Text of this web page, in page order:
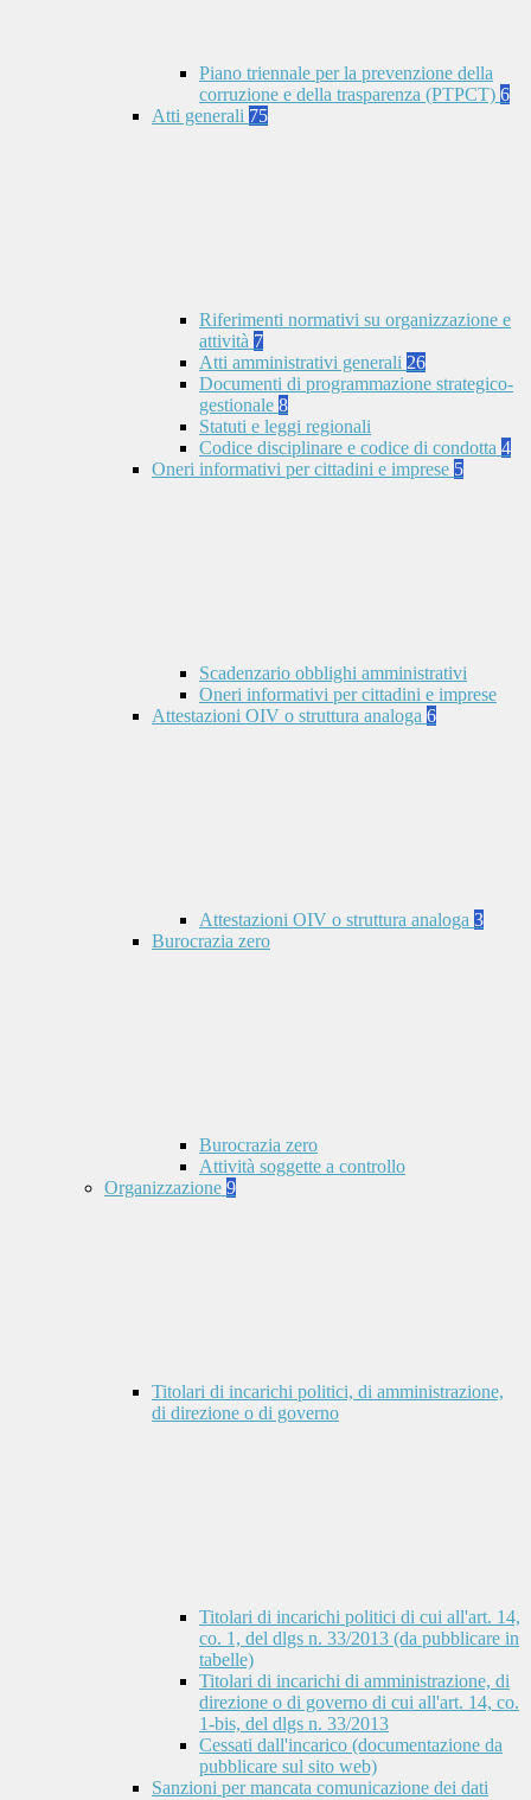
Piano triennale per la prevenzione della
corruzione e della trasparenza (PTPCT) 6
Atti generali 75
Riferimenti normativi su organizzazione e
attività 7
Atti amministrativi generali 26
Documenti di programmazione strategico-
gestionale 8
Statuti e leggi regionali
Codice disciplinare e codice di condotta 4
Oneri informativi per cittadini e imprese 5
Scadenzario obblighi amministrativi
Oneri informativi per cittadini e imprese
Attestazioni OIV o struttura analoga 6
Attestazioni OIV o struttura analoga 3
Burocrazia zero
Burocrazia zero
Attività soggette a controllo
Organizzazione 9
Titolari di incarichi politici, di amministrazione,
di direzione o di governo
Titolari di incarichi politici di cui all'art. 14,
co. 1, del dlgs n. 33/2013 (da pubblicare in
tabelle)
Titolari di incarichi di amministrazione, di
direzione o di governo di cui all'art. 14, co.
1-bis, del dlgs n. 33/2013
Cessati dall'incarico (documentazione da
pubblicare sul sito web)
Sanzioni per mancata comunicazione dei dati